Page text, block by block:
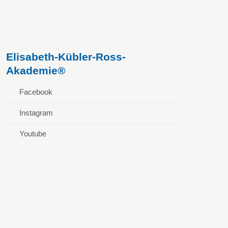
Elisabeth-Kübler-Ross-
Akademie®
Facebook
Instagram
Youtube